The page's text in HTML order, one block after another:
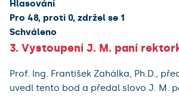
Hlasování
Pro 48, proti 0, zdržel se 1
Schváleno
3. Vystoupení J. M. paní
Prof. Ing. František Zahálka, Ph.D.,
uvedl tento bod a předal slovo J. M.